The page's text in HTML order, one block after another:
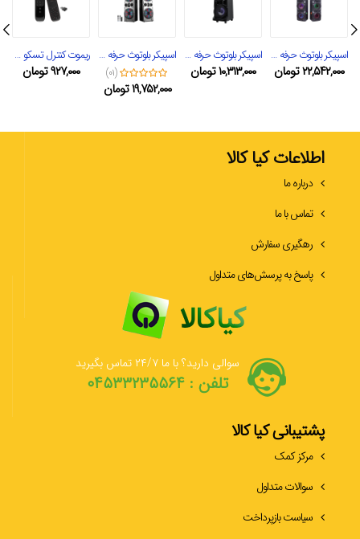
اسپیکر بلوتوث حرفه ای تسکو مدل TS 2095
۲۲,۵۴۲,۰۰۰تومان
اسپیکر بلوتوث حرفه ای تسکو مدل TS 2082
۱۰,۳۱۳,۰۰۰تومان
اسپیکر بلوتوث حرفه ای تسکو مدل TS 2080
(۰۱)
۱۹,۷۵۲,۰۰۰تومان
ریموت کنترل تسکو مدل TRC 192
۹۲۷,۰۰۰تومان
اطلاعات کیا کالا
درباره ما
تماس با ما
رهگیری سفارش
پاسخ به پرسش‌های متداول
سوالی دارید؟ با ما ۲۴/۷ تماس بگیرید
تلفن : ۰۴۵۳۳۲۳۵۵۶۴
پشتیبانی کیا کالا
مرکز کمک
سوالات متداول
سیاست بازپرداخت